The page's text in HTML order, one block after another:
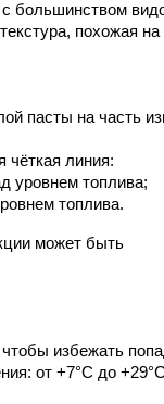
большинством
похожая на
пасты на часть
чёткая линия:
уровнем топлива;
топлива.
может быть
избежать
от +7°C до